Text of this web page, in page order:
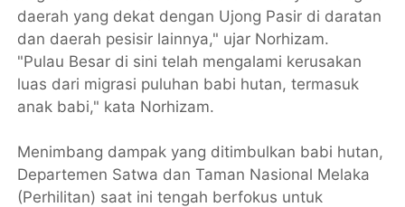
daerah yang dekat dengan Ujong Pasir di daratan
dan daerah pesisir lainnya," ujar Norhizam.
"Pulau Besar di sini telah mengalami kerusakan
luas dari migrasi puluhan babi hutan, termasuk
anak babi," kata Norhizam.
Menimbang dampak yang ditimbulkan babi hutan,
Departemen Satwa dan Taman Nasional Melaka
(Perhilitan) saat ini tengah berfokus untuk